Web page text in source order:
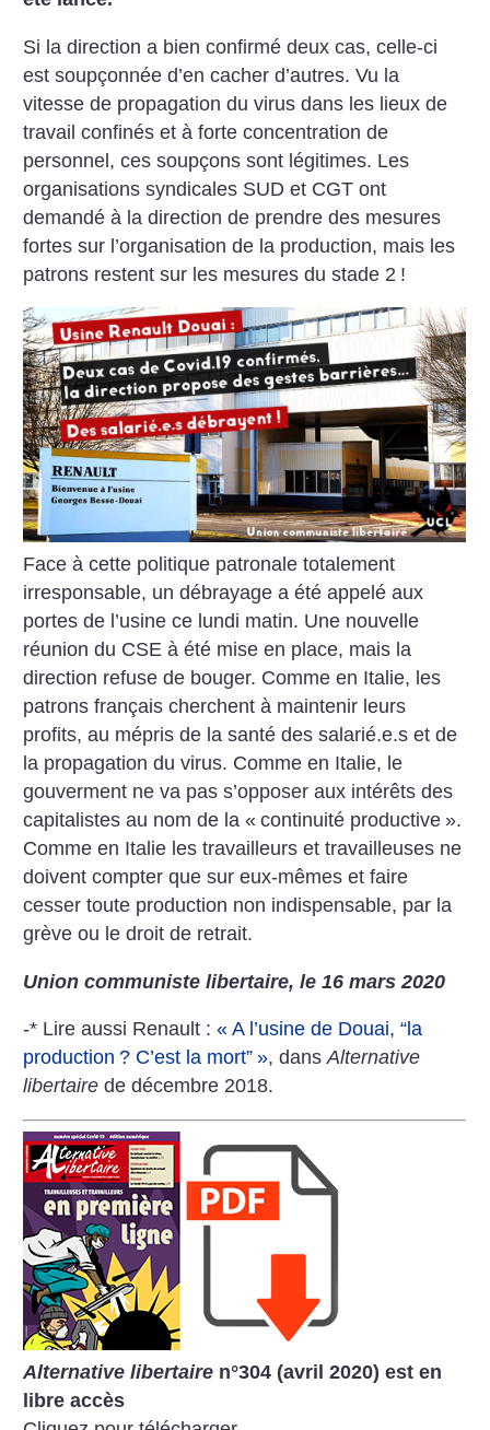
Si la direction a bien confirmé deux cas, celle-ci
est soupçonnée d’en cacher d’autres. Vu la
vitesse de propagation du virus dans les lieux de
travail confinés et à forte concentration de
personnel, ces soupçons sont légitimes. Les
organisations syndicales SUD et CGT ont
demandé à la direction de prendre des mesures
fortes sur l’organisation de la production, mais les
patrons restent sur les mesures du stade 2 !
Face à cette politique patronale totalement
irresponsable, un débrayage a été appelé aux
portes de l’usine ce lundi matin. Une nouvelle
réunion du CSE à été mise en place, mais la
direction refuse de bouger. Comme en Italie, les
patrons français cherchent à maintenir leurs
profits, au mépris de la santé des salarié.e.s et de
la propagation du virus. Comme en Italie, le
gouverment ne va pas s’opposer aux intérêts des
capitalistes au nom de la « continuité productive ».
Comme en Italie les travailleurs et travailleuses ne
doivent compter que sur eux-mêmes et faire
cesser toute production non indispensable, par la
grève ou le droit de retrait.
Union communiste libertaire, le 16 mars 2020
-* Lire aussi Renault :« A l’usine de Douai, “la
production ? C’est la mort” », dansAlternative
libertaire de décembre 2018.
Alternative libertaire n°304 (avril 2020) est en
libre accès